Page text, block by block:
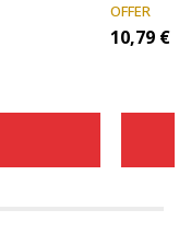
OFFER
10,79 €